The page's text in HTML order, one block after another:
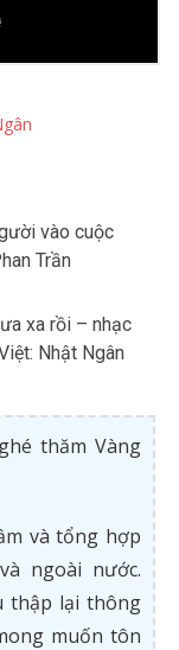
vào cuộc
Trần
xa rồi – nhạc
Nhật Ngân
thăm Vàng
và tổng hợp
ngoài nước.
thập lại thông
muốn tôn